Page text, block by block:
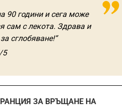
90 години и сега може
сам с лекота. Здрава и
сглобяване!“
5
ЗА ВРЪЩАНЕ НА